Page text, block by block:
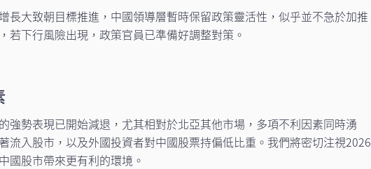
長大致朝目標推進，中國領導層暫時保留政策靈活性，似乎並不急於加推
若下行風險出現，政策官員已準備好調整對策。
強勢表現已開始減退，尤其相對於北亞其他市場，多項不利因素同時湧
流入股市，以及外國投資者對中國股票持偏低比重。我們將密切注視2026
國股市帶來更有利的環境。